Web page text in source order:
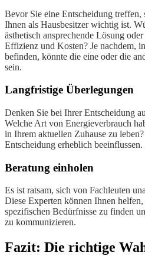
Bevor Sie eine Entscheidung treffen,
Ihnen als Hausbesitzer wichtig ist.
ästhetisch ansprechende Lösung
Effizienz und Kosten? Je nachdem,
befinden, könnte die eine oder die
sein.
Langfristige Überlegungen
Denken Sie bei Ihrer Entscheidung
Welche Art von Energieverbrauch
in Ihrem aktuellen Zuhause zu
Entscheidung erheblich beeinflussen.
Beratung einholen
Es ist ratsam, sich von Fachleuten
Diese Experten können Ihnen
spezifischen Bedürfnisse zu finden
zu kommunizieren.
Fazit: Die richtige